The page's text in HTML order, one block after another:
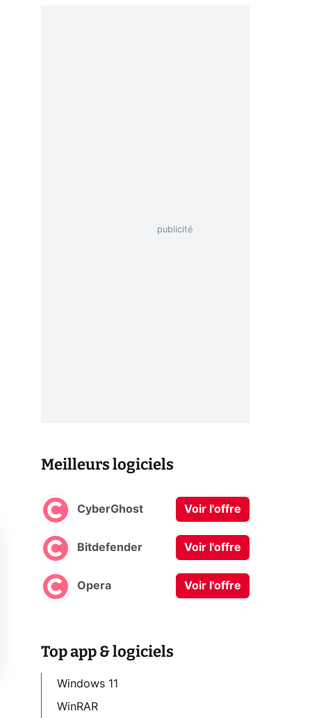
Meilleurs logiciels
CyberGhost Voir l'offre
Bitdefender Voir l'offre
Opera Voir l'offre
Top app & logiciels
Windows 11
WinRAR